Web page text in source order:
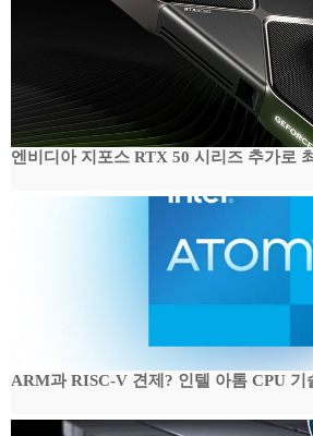
엔비디아 지포스 RTX 50 시리즈 추가로
ARM과 RISC-V 견제? 인텔 아톰 CPU 기